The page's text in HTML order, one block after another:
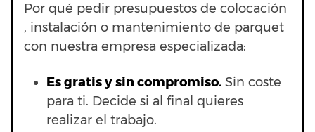
Por qué pedir presupuestos de colocación
, instalación o mantenimiento de parquet
con nuestra empresa especializada:
Es gratis y sin compromiso. Sin coste
para ti. Decide si al final quieres
realizar el trabajo.